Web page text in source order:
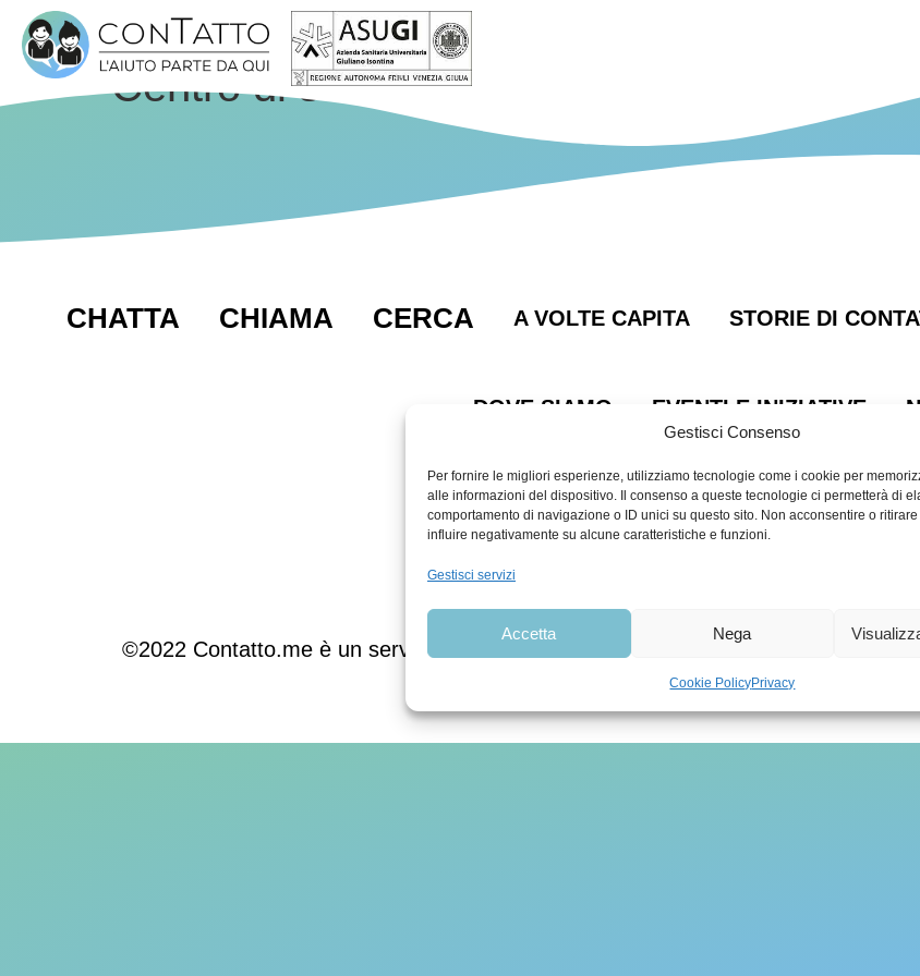
Gestisci Consenso
Per fornire le migliori esperienze, utilizziamo tecnologie come i cookie per
alle informazioni del dispositivo. Il consenso a queste tecnologie ci permetterà di
comportamento di navigazione o ID unici su questo sito. Non acconsentire o
influire negativamente su alcune caratteristiche e funzioni.
Gestisci servizi
Accetta Nega
Cookie PolicyPrivacy
Centro di salute mentale Gambini
CHATTA CHIAMA CERCA A VOLTE CAPITA STORIE DI
DOVE SIAMO EVENTI E INIZIATIVE
Informativa Privacy
©2022 Contatto.me è un servizio gratuito dell’Azienda sanitaria universitaria